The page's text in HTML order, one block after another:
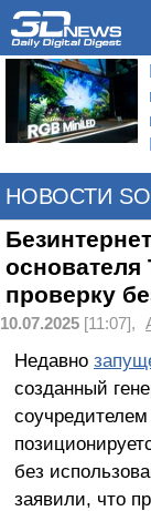
проверку
10.07.2025 [11:07],
Недавно
созданный
без
заявили, что